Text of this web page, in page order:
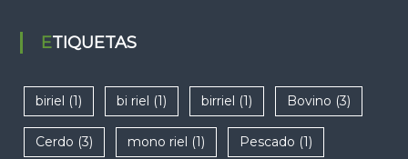
ETIQUETAS
biriel (1) bi riel (1) birriel (1) Bovino (3)
Cerdo (3) mono riel (1) Pescado (1)